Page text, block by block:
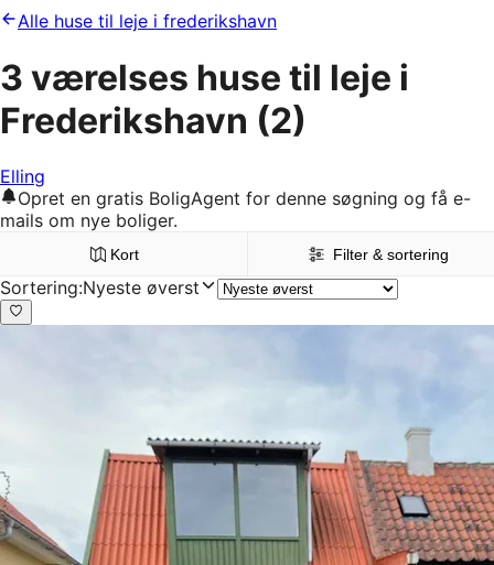
Alle huse til leje i frederikshavn
3 værelses huse til leje i
Frederikshavn (2)
Elling
Opret en gratis BoligAgent for denne søgning og få e-
mails om nye boliger.
Kort Filter & sortering
Sortering:Nyeste øverst